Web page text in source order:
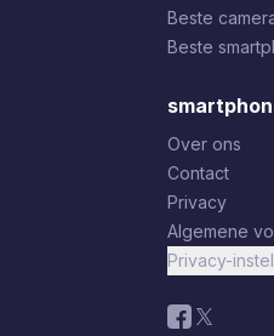
Beste
Beste
Over ons
Contact
Privacy
Algemene
Privacy-